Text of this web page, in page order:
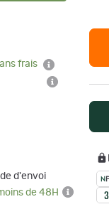
frais
d'envoi
de 48H